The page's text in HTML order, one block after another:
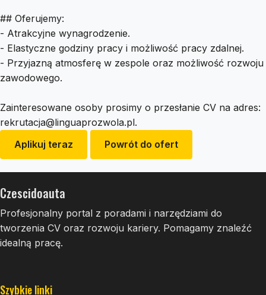
## Oferujemy:
- Atrakcyjne wynagrodzenie.
- Elastyczne godziny pracy i możliwość pracy zdalnej.
- Przyjazną atmosferę w zespole oraz możliwość rozwoju
zawodowego.
Zainteresowane osoby prosimy o przesłanie CV na adres:
rekrutacja@linguaprozwola.pl.
Aplikuj teraz
Powrót do ofert
Czescidoauta
Profesjonalny portal z poradami i narzędziami do
tworzenia CV oraz rozwoju kariery. Pomagamy znaleźć
idealną pracę.
Szybkie linki